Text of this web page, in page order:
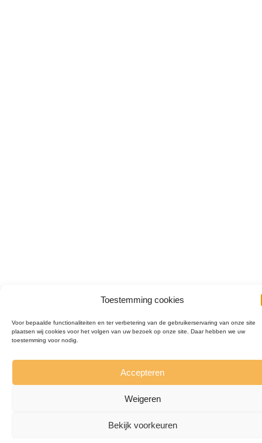
Toestemming cookies
Voor bepaalde functionaliteiten en ter verbetering van de gebruikerservaring van onze site
plaatsen wij cookies voor het volgen van uw bezoek op onze site. Daar hebben we uw
toestemming voor nodig.
Accepteren
Weigeren
Bekijk voorkeuren